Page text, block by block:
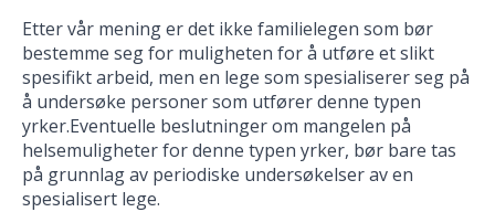
Etter vår mening er det ikke familielegen som bør
bestemme seg for muligheten for å utføre et slikt
spesifikt arbeid, men en lege som spesialiserer seg på
å undersøke personer som utfører denne typen
yrker.Eventuelle beslutninger om mangelen på
helsemuligheter for denne typen yrker, bør bare tas
på grunnlag av periodiske undersøkelser av en
spesialisert lege.